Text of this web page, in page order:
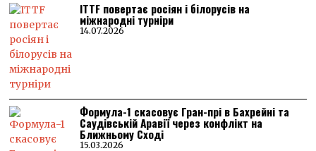
ITTF повертає росіян і білорусів на
міжнародні турніри
14.07.2026
Формула-1 скасовує Гран-прі в Бахрейні та
Саудівській Аравії через конфлікт на
Ближньому Сході
15.03.2026